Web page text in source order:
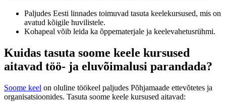
Paljudes Eesti linnades toimuvad tasuta keelekursused, mis on
avatud kõigile huvilistele.
Kohapeal võib leida ka õppematerjale ja keelevahetusrühmi.
Kuidas tasuta soome keele kursused
aitavad töö- ja eluvõimalusi parandada?
Soome keel on oluline töökeel paljudes Põhjamaade ettevõtetes ja
organisatsioonides. Tasuta soome keele kursused aitavad: